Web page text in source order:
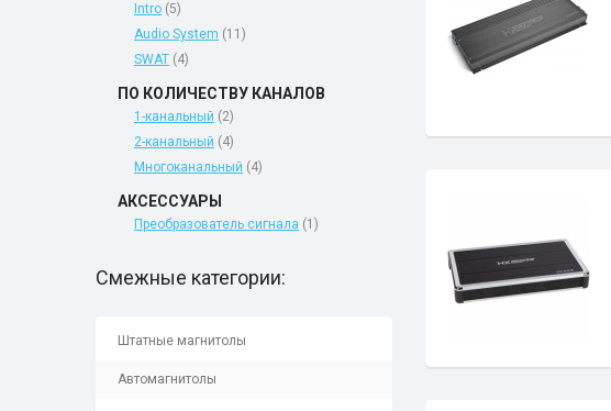
Intro (5)
Audio System (11)
SWAT (4)
ПО КОЛИЧЕСТВУ КАНАЛОВ
1-канальный (2)
2-канальный (4)
Многоканальный (4)
АКСЕССУАРЫ
Преобразователь сигнала (1)
Смежные категории:
Штатные магнитолы
Автомагнитолы